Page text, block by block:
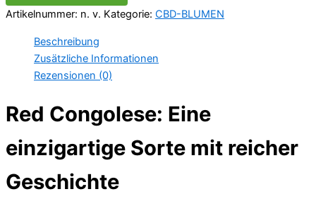
Artikelnummer: n. v. Kategorie: CBD-BLUMEN
Beschreibung
Zusätzliche Informationen
Rezensionen (0)
Red Congolese: Eine
einzigartige Sorte mit reicher
Geschichte